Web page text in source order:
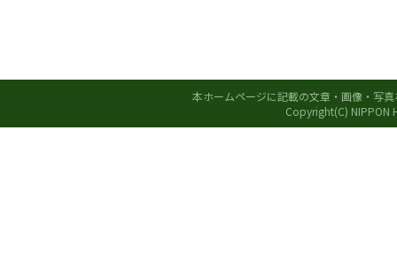
本ホームページに記載の文章・画像・写
Copyright(C) NIPPON